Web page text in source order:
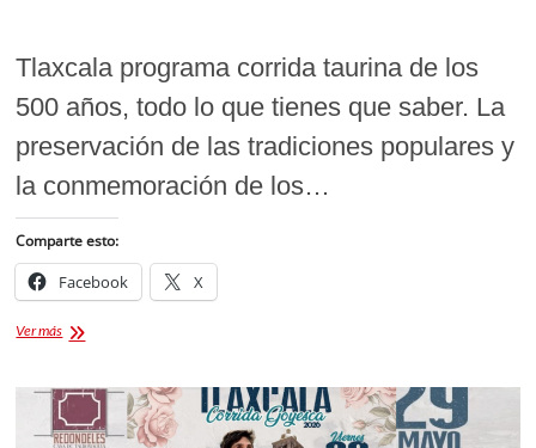
Tlaxcala programa corrida taurina de los
500 años, todo lo que tienes que saber. La
preservación de las tradiciones populares y
la conmemoración de los…
Comparte esto:
Facebook X
Ver másTlaxcala
taurina
de
los